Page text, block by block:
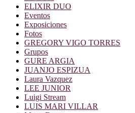
ELIXIR DUO
Eventos
Exposiciones
Fotos
GREGORY VIGO TORRES
Grupos
GURE ARGIA
JUANJO ESPIZUA
Laura Vazquez
LEE JUNIOR
Luigi Stream
LUIS MARI VILLAR